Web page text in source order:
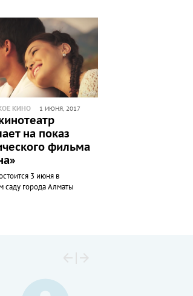
КИНО 1 ИЮНЯ, 2017
на показ
фильма
3 июня в
саду города Алматы